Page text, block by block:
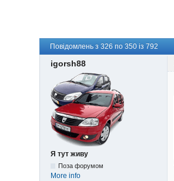
Повідомлень з 326 по 350 із 792
igorsh88
Я тут живу
Поза форумом
More info